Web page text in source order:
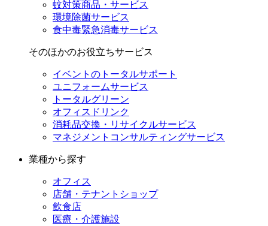
蚊対策商品・サービス
環境除菌サービス
食中毒緊急消毒サービス
そのほかのお役立ちサービス
イベントのトータルサポート
ユニフォームサービス
トータルグリーン
オフィスドリンク
消耗品交換・リサイクルサービス
マネジメントコンサルティングサービス
業種から探す
オフィス
店舗・テナントショップ
飲食店
医療・介護施設